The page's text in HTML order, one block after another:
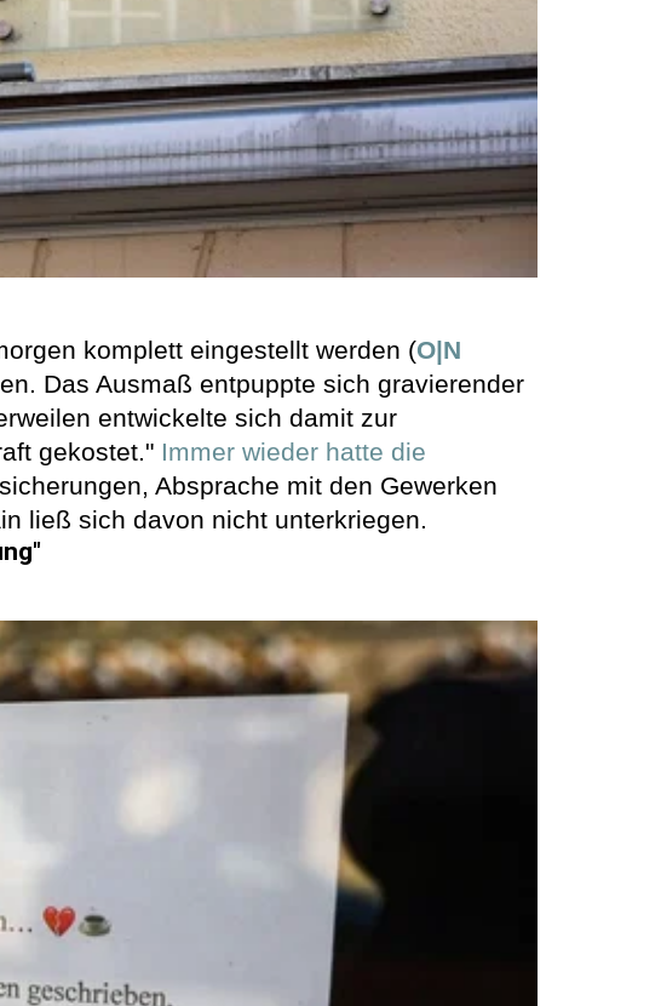
komplett eingestellt werden (O|N
Das Ausmaß entpuppte sich gravierender
entwickelte sich damit zur
gekostet." Immer wieder hatte die
Absprache mit den Gewerken
ließ sich davon nicht unterkriegen.